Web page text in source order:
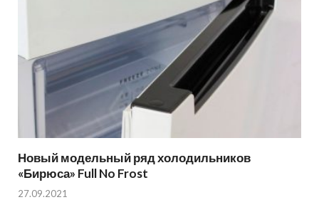
Новый модельный ряд холодильников
«Бирюса» Full No Frost
27.09.2021